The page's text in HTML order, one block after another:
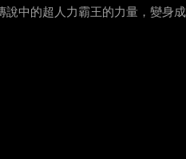
中的超人力霸王的力量，變身